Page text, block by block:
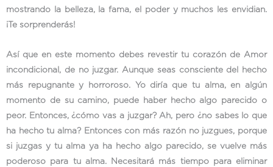
mostrando la belleza, la fama, el poder y muchos les envidian.
¡Te sorprenderás!
Así que en este momento debes revestir tu corazón de Amor
incondicional, de no juzgar. Aunque seas consciente del hecho
más repugnante y horroroso. Yo diría que tu alma, en algún
momento de su camino, puede haber hecho algo parecido o
peor. Entonces, ¿cómo vas a juzgar? Ah, pero ¿no sabes lo que
ha hecho tu alma? Entonces con más razón no juzgues, porque
si juzgas y tu alma ya ha hecho algo parecido, se vuelve más
poderoso para tu alma. Necesitará más tiempo para eliminar